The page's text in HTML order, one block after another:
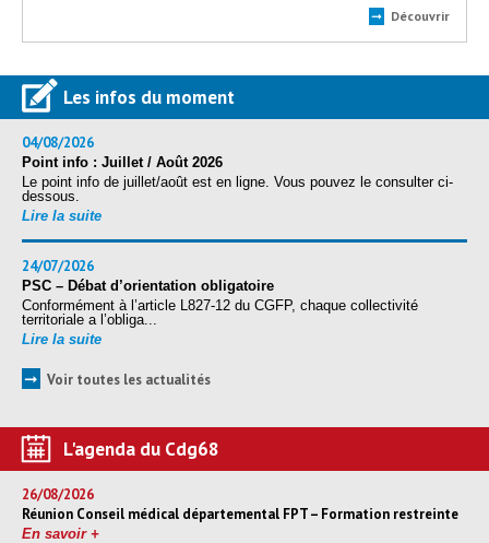
➞ Découvrir
Les infos du moment
04/08/2026
Point info : Juillet / Août 2026
Le point info de juillet/août est en ligne. Vous pouvez le consulter ci-
dessous.
Lire la suite
24/07/2026
PSC – Débat d’orientation obligatoire
Conformément à l’article L827-12 du CGFP, chaque collectivité
territoriale a l’obliga...
Lire la suite
➞ Voir toutes les actualités
L'agenda du Cdg68
26/08/2026
Réunion Conseil médical départemental FPT – Formation restreinte
En savoir +